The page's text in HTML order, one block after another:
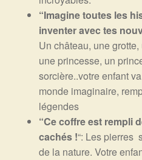
“Imagine toutes les
inventer avec tes
Un château, une
une princesse, un
sorcière..votre enfant
monde imaginaire,
légendes
“Ce coffre est rempli
cachés !“: Les pierres
de la nature. Votre